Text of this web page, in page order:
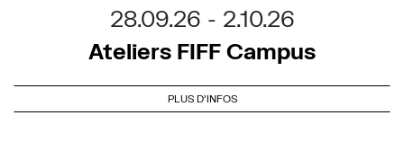
28.09.26
2.10.26
Ateliers FIFF Campus
PLUS D'INFOS